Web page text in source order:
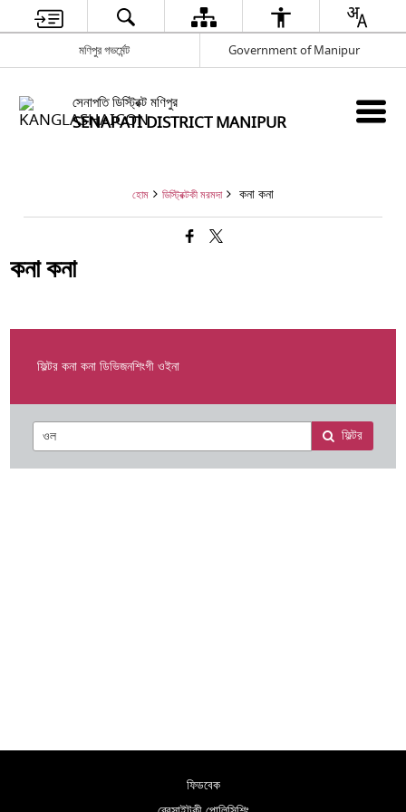
মণিপুর গভর্মেন্ট Government of Manipur
সেনাপতি ডিস্ট্রিক্ট মণিপুর
SENAPATI DISTRICT MANIPUR
হোম ডিস্ট্রিক্টকী মরমদা কনা কনা
কনা কনা
ফিল্টর কনা কনা ডিভিজনশিংগী ওইনা
ফিল্টর
ফিডবেক